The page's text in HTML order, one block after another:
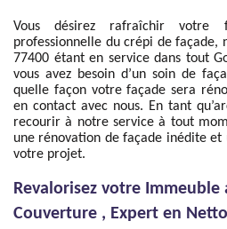
Vous désirez rafraîchir
professionnelle du crépi de façade,
77400 étant en service dans tout
vous avez besoin d’un soin de
quelle façon votre façade sera
en contact avec nous. En tant
recourir à notre service à tout
une rénovation de façade inédite et
votre projet.
Revalorisez votre Immeuble
Couverture , Expert en